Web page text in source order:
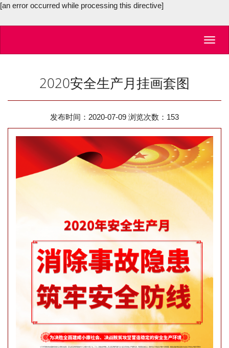
[an error occurred while processing this directive]
2020安全生产月挂画套图
发布时间：2020-07-09 浏览次数： 153